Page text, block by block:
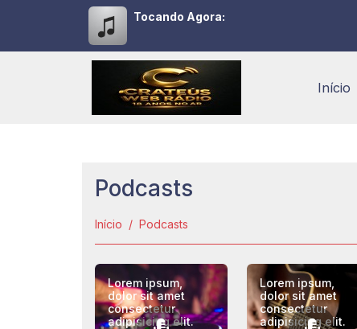
Tocando Agora:
Início
Podcasts
Início Podcasts
Lorem ipsum,
dolor sit amet
consectetur
adipisicing elit.
Lorem ipsum,
dolor sit amet
consectetur
adipisicing elit.